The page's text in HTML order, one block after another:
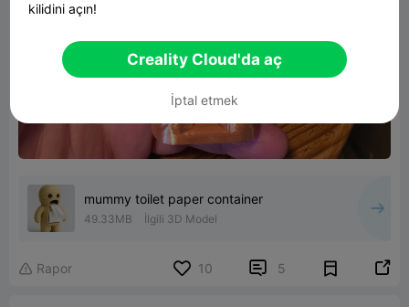
mummy toilet paper container
49.33MB İlgili 3D Model
 Rapor 10  5 
kilidini açın!
Creality Cloud'da aç
İptal etmek